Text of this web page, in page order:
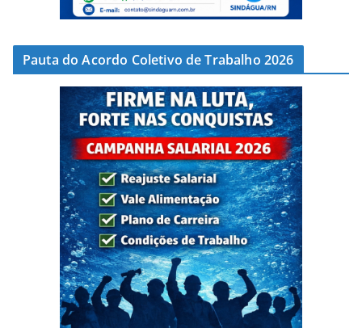
Pauta do Acordo Coletivo de Trabalho 2026